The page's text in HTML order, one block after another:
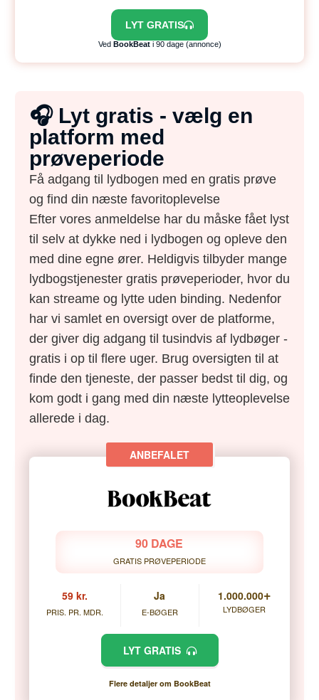
LYT GRATIS
Ved BookBeati 90 dage (annonce)
🎧 Lyt gratis - vælg en
platform med
prøveperiode
Få adgang til lydbogen med en gratis prøve
og find din næste favoritoplevelse
Efter vores anmeldelse har du måske fået lyst
til selv at dykke ned i lydbogen og opleve den
med dine egne ører. Heldigvis tilbyder mange
lydbogstjenester gratis prøveperioder, hvor du
kan streame og lytte uden binding. Nedenfor
har vi samlet en oversigt over de platforme,
der giver dig adgang til tusindvis af lydbøger -
gratis i op til flere uger. Brug oversigten til at
finde den tjeneste, der passer bedst til dig, og
kom godt i gang med din næste lytteoplevelse
allerede i dag.
90 DAGE
GRATIS PRØVEPERIODE
59 kr.
PRIS. PR. MDR.
Ja
E-BØGER
1.000.000+
LYDBØGER
LYT GRATIS
Flere detaljer om BookBeat